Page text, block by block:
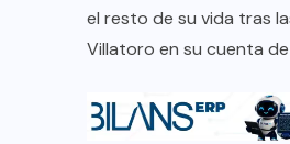
el resto de su vida tras
Villatoro en su cuenta de